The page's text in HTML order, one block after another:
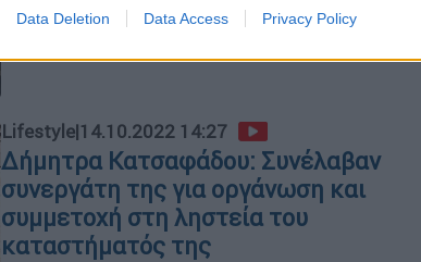
Data Deletion Data Access Privacy Policy
Τι αναφέρει στην ανάρτησή της στα
social media
Lifestyle|14.10.2022 14:27
Δήμητρα Κατσαφάδου: Συνέλαβαν
συνεργάτη της για οργάνωση και
συμμετοχή στη ληστεία του
καταστήματός της